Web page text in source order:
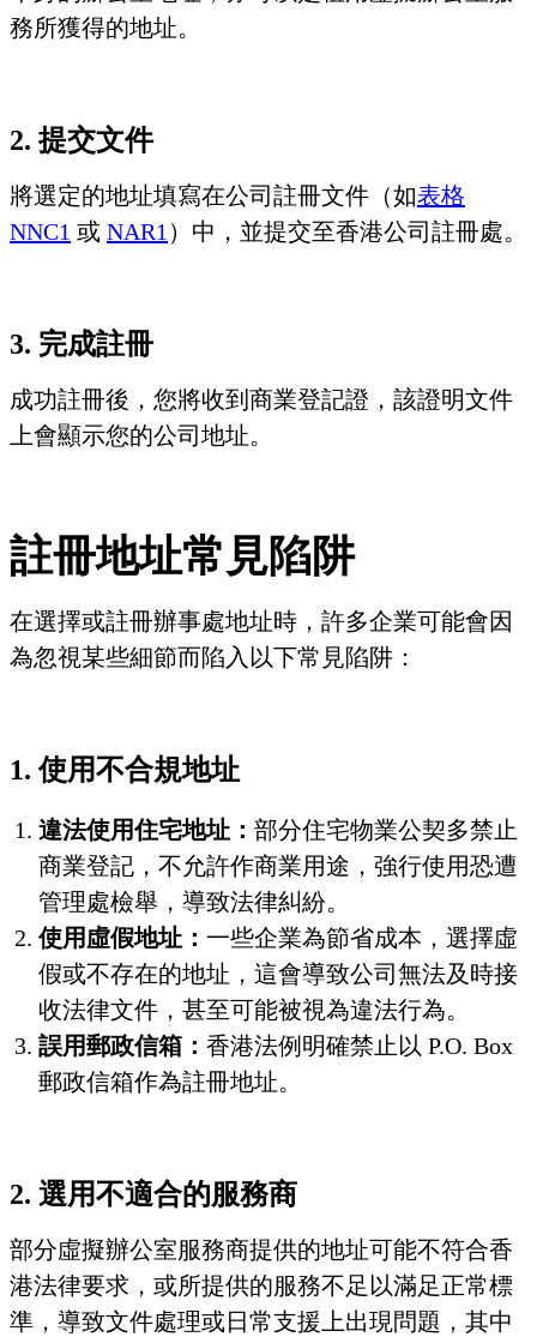
務所獲得的地址。
2. 提交文件
將選定的地址填寫在公司註冊文件（如表格
NNC1 或 NAR1 ）中，並提交至香港公司註冊處。
3. 完成註冊
成功註冊後，您將收到商業登記證，該證明文件
上會顯示您的公司地址。
註冊地址常見陷阱
在選擇或註冊辦事處地址時，許多企業可能會因
為忽視某些細節而陷入以下常見陷阱：
1. 使用不合規地址
違法使用住宅地址： 部分住宅物業公契多禁止
商業登記，不允許作商業用途，強行使用恐遭
管理處檢舉，導致法律糾紛。
使用虛假地址： 一些企業為節省成本，選擇虛
假或不存在的地址，這會導致公司無法及時接
收法律文件，甚至可能被視為違法行為。
誤用郵政信箱： 香港法例明確禁止以 P.O. Box
郵政信箱作為註冊地址。
2. 選用不適合的服務商
部分虛擬辦公室服務商提供的地址可能不符合香
港法律要求，或所提供的服務不足以滿足正常標
準，導致文件處理或日常支援上出現問題，其中